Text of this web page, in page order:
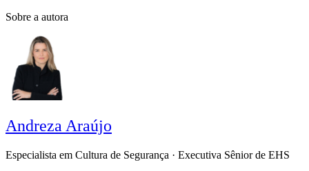
Sobre a autora
Andreza Araújo
Especialista em Cultura de Segurança · Executiva Sênior de EHS